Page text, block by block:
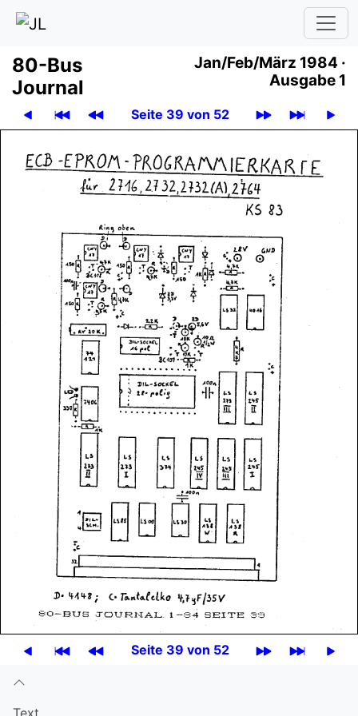
80-Bus
Journal
Jan/Feb/März 1984 ·
Ausgabe 1
Seite 39 von 52
Seite 39 von 52